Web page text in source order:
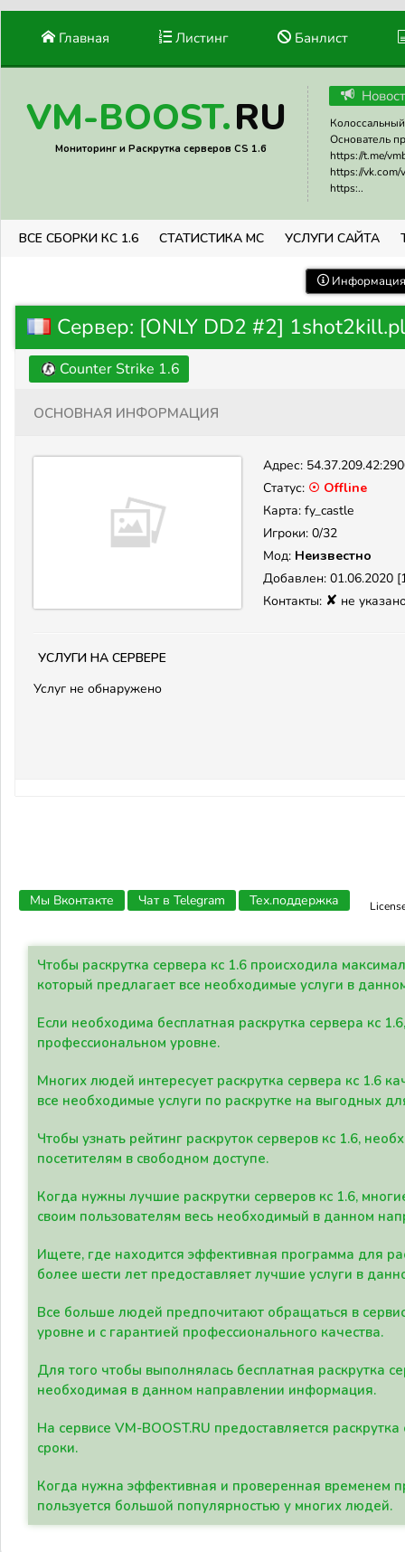
Главная Листинг Банлист
VM-BOOST.RU
Мониторинг и Раскрутка серверов CS 1.6
Основатель
https://t.me/
https://vk.com/
https:..
ВСЕ СБОРКИ КС 1.6 СТАТИСТИКА МС УСЛУГИ САЙТА
Сервер: [ONLY DD2 #2] 1shot2kill.pl
Counter Strike 1.6
Основная информация
Адрес:
Статус: ☉ Offline
Карта: fy_castle
Игроки: 0/32
Мод: Неизвестно
Добавлен: 01.06.2020
Контакты: ✘ не
Услуги на сервере
Услуг не обнаружено
Мы Вконтакте Чат в Telegram Тех.поддержка
Чтобы раскрутка сервера кс 1.6 происходила
который предлагает все необходимые услуги в
Если необходима бесплатная раскрутка сервера кс
профессиональном уровне.
Многих людей интересует раскрутка сервера кс 1.6
все необходимые услуги по раскрутке на выгодных
Чтобы узнать рейтинг раскруток серверов кс 1.6,
посетителям в свободном доступе.
Когда нужны лучшие раскрутки серверов кс 1.6,
своим пользователям весь необходимый в данном
Ищете, где находится эффективная программа для
более шести лет предоставляет лучшие услуги в
Все больше людей предпочитают обращаться в
уровне и с гарантией профессионального качества.
Для того чтобы выполнялась бесплатная раскрутка
необходимая в данном направлении информация.
На сервисе VM-BOOST.RU предоставляется
сроки.
Когда нужна эффективная и проверенная временем
пользуется большой популярностью у многих людей.